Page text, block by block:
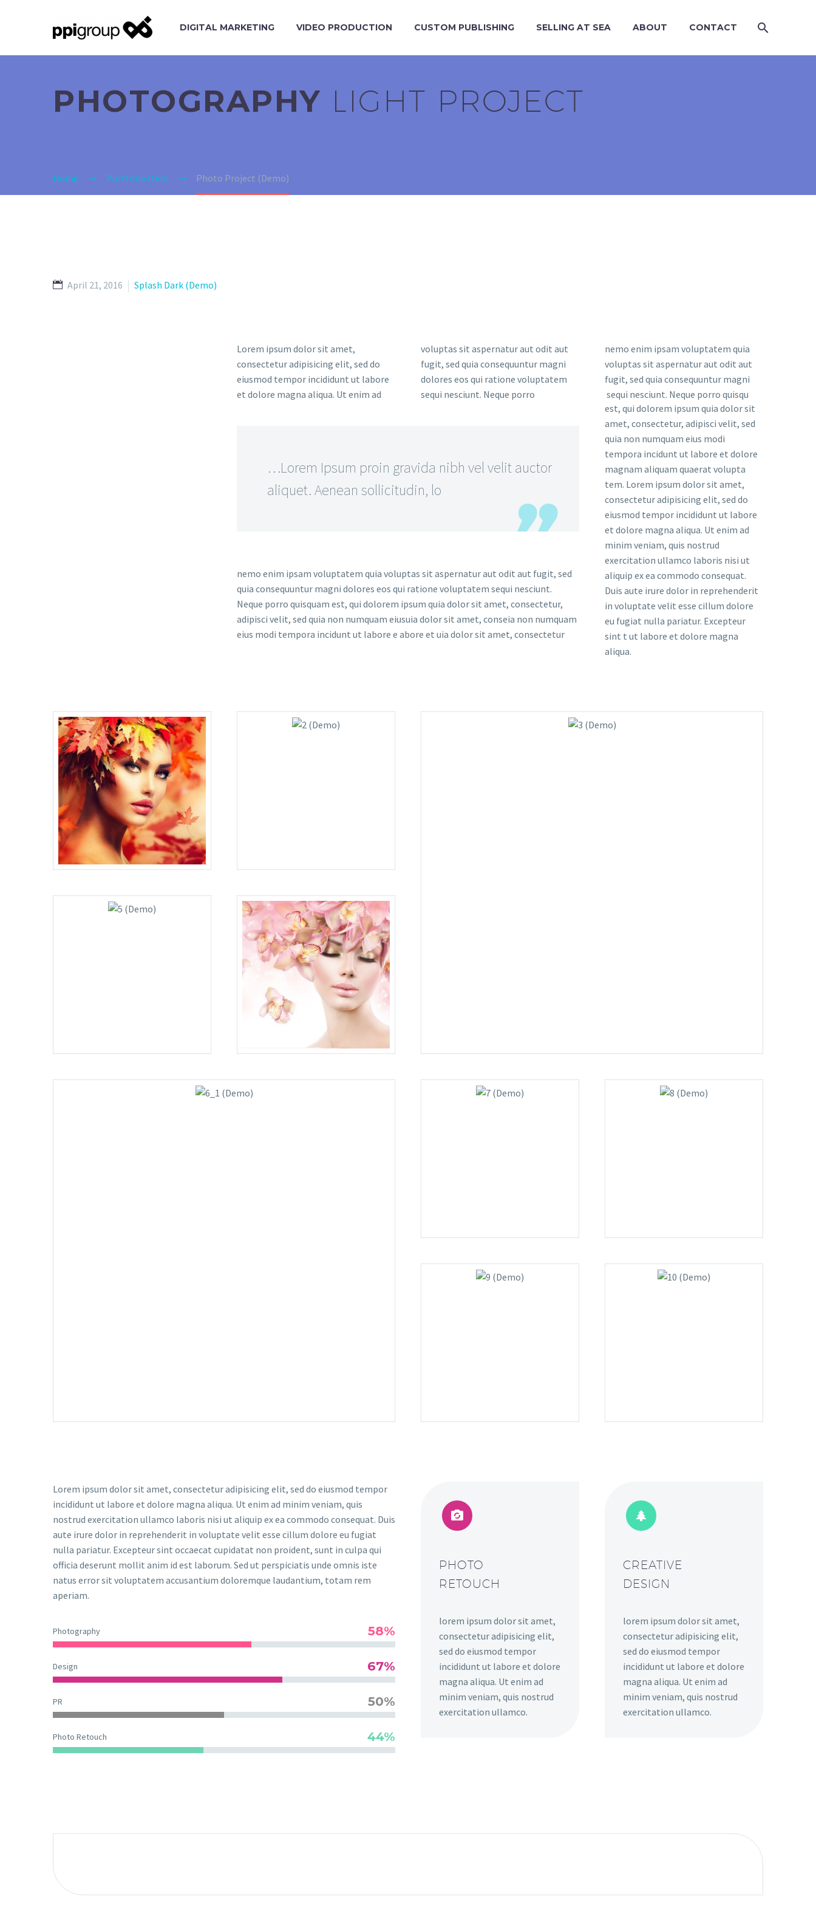
DIGITAL MARKETING VIDEO PRODUCTION CUSTOM PUBLISHING SELLING AT SEA ABOUT CONTACT
PHOTOGRAPHY LIGHT PROJECT
Home Portfolio Item Photo Project (Demo)
April 21, 2016 Splash Dark (Demo)
Lorem ipsum dolor sit amet,
consectetur adipisicing elit, sed do
eiusmod tempor incididunt ut labore
et dolore magna aliqua. Ut enim ad
voluptas sit aspernatur aut odit aut
fugit, sed quia consequuntur magni
dolores eos qui ratione voluptatem
sequi nesciunt. Neque porro
nemo enim ipsam voluptatem quia
voluptas sit aspernatur aut odit aut
fugit, sed quia consequuntur magni
sequi nesciunt. Neque porro quisqu
…Lorem Ipsum proin gravida nibh vel velit auctor
aliquet. Aenean sollicitudin, lo
nemo enim ipsam voluptatem quia voluptas sit aspernatur aut odit aut fugit, sed
quia consequuntur magni dolores eos qui ratione voluptatem sequi nesciunt.
Neque porro quisquam est, qui dolorem ipsum quia dolor sit amet, consectetur,
adipisci velit, sed quia non numquam eiusuia dolor sit amet, conseia non numquam
eius modi tempora incidunt ut labore e abore et uia dolor sit amet, consectetur
est, qui dolorem ipsum quia dolor sit
amet, consectetur, adipisci velit, sed
quia non numquam eius modi
tempora incidunt ut labore et dolore
magnam aliquam quaerat volupta
tem. Lorem ipsum dolor sit amet,
consectetur adipisicing elit, sed do
eiusmod tempor incididunt ut labore
et dolore magna aliqua. Ut enim ad
minim veniam, quis nostrud
exercitation ullamco laboris nisi ut
aliquip ex ea commodo consequat.
Duis aute irure dolor in reprehenderit
in voluptate velit esse cillum dolore
eu fugiat nulla pariatur. Excepteur
sint t ut labore et dolore magna
aliqua.
Lorem ipsum dolor sit amet, consectetur adipisicing elit, sed do eiusmod tempor
incididunt ut labore et dolore magna aliqua. Ut enim ad minim veniam, quis
nostrud exercitation ullamco laboris nisi ut aliquip ex ea commodo consequat. Duis
aute irure dolor in reprehenderit in voluptate velit esse cillum dolore eu fugiat
nulla pariatur. Excepteur sint occaecat cupidatat non proident, sunt in culpa qui
officia deserunt mollit anim id est laborum. Sed ut perspiciatis unde omnis iste
natus error sit voluptatem accusantium doloremque laudantium, totam rem
aperiam.
Photography 58%
Design 67%
PR 50%
Photo Retouch 44%


PHOTO
RETOUCH
lorem ipsum dolor sit amet,
consectetur adipisicing elit,
sed do eiusmod tempor
incididunt ut labore et dolore
magna aliqua. Ut enim ad
minim veniam, quis nostrud
exercitation ullamco.


CREATIVE
DESIGN
lorem ipsum dolor sit amet,
consectetur adipisicing elit,
sed do eiusmod tempor
incididunt ut labore et dolore
magna aliqua. Ut enim ad
minim veniam, quis nostrud
exercitation ullamco.